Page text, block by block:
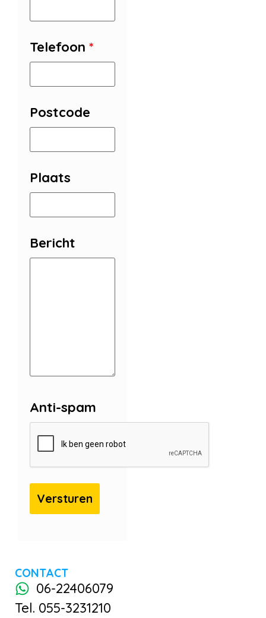
Telefoon *
Postcode
Plaats
Bericht
Anti-spam
CONTACT
06-22406079
Tel. 055-3231210